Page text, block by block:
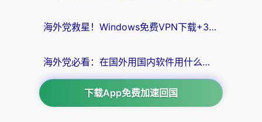
海外党救星！Windows免费VPN下载+3步搞定国内资源无缝访问
海外党必看：在国外用国内软件用什么加速器好？解决追剧游戏办公的终极指南
下载App免费加速回国